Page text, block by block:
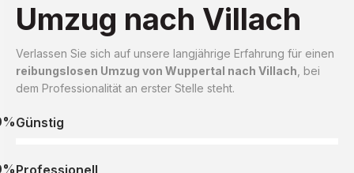
Umzug nach Villach
Verlassen Sie sich auf unsere langjährige Erfahrung für einen
reibungslosen Umzug von Wuppertal nach Villach , bei
dem Professionalität an erster Stelle steht.
Günstig